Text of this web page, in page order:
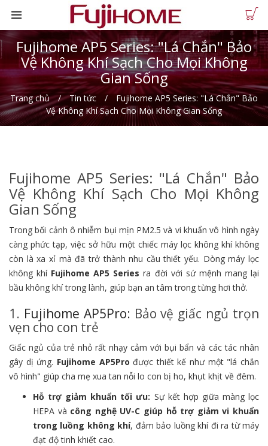
Fujihome AP5 Series: "Lá Chắn" Bảo
Vệ Không Khí Sạch Cho Mọi Không
Gian Sống
Trang chủ Tin tức
Fujihome AP5 Series: "Lá Chắn" Bảo
Vệ Không Khí Sạch Cho Mọi Không Gian Sống
Fujihome AP5 Series: "Lá Chắn" Bảo
Vệ Không Khí Sạch Cho Mọi Không
Gian Sống
Trong bối cảnh ô nhiễm bụi mịn PM2.5 và vi khuẩn vô hình ngày
càng phức tạp, việc sở hữu một chiếc máy lọc không khí không
còn là xa xỉ mà đã trở thành nhu cầu thiết yếu. Dòng máy lọc
không khí Fujihome AP5 Series ra đời với sứ mệnh mang lại
bầu không khí trong lành, giúp bạn an tâm trong từng hơi thở.
1. Fujihome AP5Pro: Bảo vệ giấc ngủ trọn
vẹn cho con trẻ
Giấc ngủ của trẻ nhỏ rất nhạy cảm với bụi bẩn và các tác nhân
gây dị ứng. Fujihome AP5Pro được thiết kế như một "lá chắn
vô hình" giúp cha mẹ xua tan nỗi lo con bị ho, khụt khịt về đêm.
Hỗ trợ giảm khuẩn tối ưu: Sự kết hợp giữa màng lọc
HEPA và công nghệ UV-C giúp hỗ trợ giảm vi khuẩn
trong luồng không khí, đảm bảo luồng khí đi ra từ máy
đạt độ tinh khiết cao.